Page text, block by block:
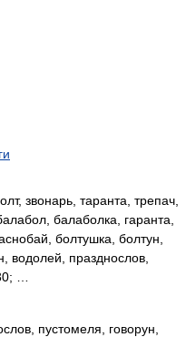
звонарь, таранта, трепач,
балаболка, гаранта,
болтушка, болтун,
водолей, празднослов,
…
пустомеля, говорун,